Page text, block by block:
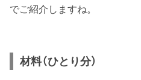
でご紹介しますね。
材料（ひとり分）